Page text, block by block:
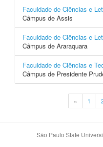
Faculdade de Ciências e
Câmpus de Assis
Faculdade de Ciências e
Câmpus de Araraquara
Faculdade de Ciências e
Câmpus de Presidente
« 1
São Paulo State